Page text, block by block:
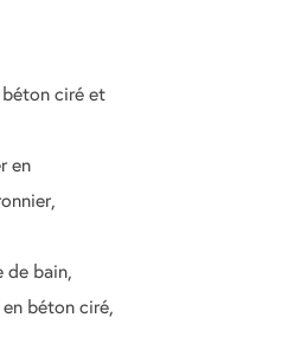
béton ciré et
en
de bain,
béton ciré,